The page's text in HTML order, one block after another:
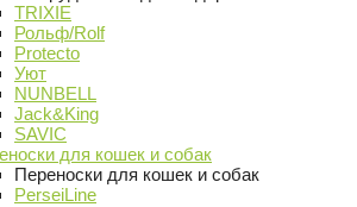
TRIXIE
Рольф/Rolf
Protecto
Уют
NUNBELL
Jack&King
SAVIC
для кошек и собак
Переноски для кошек и собак
PerseiLine